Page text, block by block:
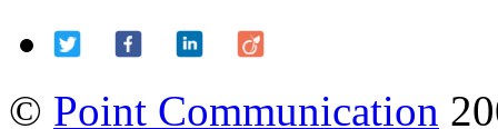
© Point Communication